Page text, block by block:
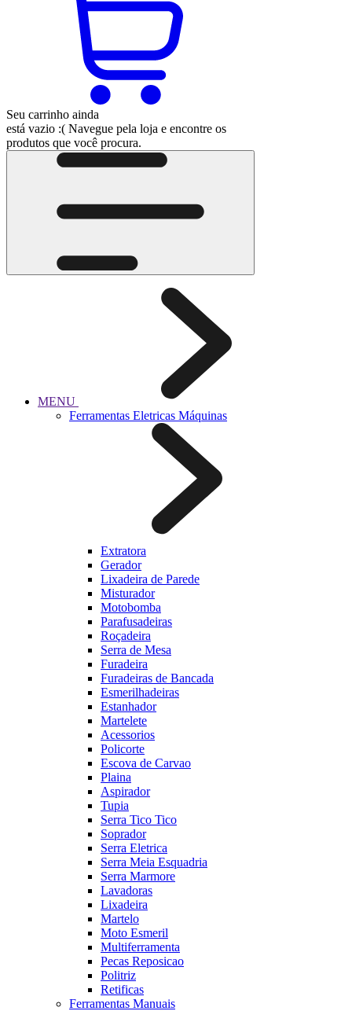
Seu carrinho ainda
está vazio :( Navegue pela loja e encontre os
produtos que você procura.
MENU
Ferramentas Eletricas Máquinas
Extratora
Gerador
Lixadeira de Parede
Misturador
Motobomba
Parafusadeiras
Roçadeira
Serra de Mesa
Furadeira
Furadeiras de Bancada
Esmerilhadeiras
Estanhador
Martelete
Acessorios
Policorte
Escova de Carvao
Plaina
Aspirador
Tupia
Serra Tico Tico
Soprador
Serra Eletrica
Serra Meia Esquadria
Serra Marmore
Lavadoras
Lixadeira
Martelo
Moto Esmeril
Multiferramenta
Pecas Reposicao
Politriz
Retificas
Ferramentas Manuais